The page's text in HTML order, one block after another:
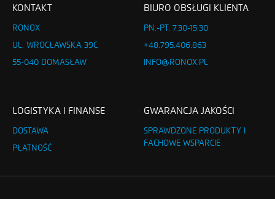
KONTAKT
RONOX
UL. WROCŁAWSKA 39C
55-040 DOMASŁAW
BIURO OBSŁUGI KLIENTA
PN.-PT. 7.30-15.30
+48.795.406.863
INFO@RONOX.PL
LOGISTYKA I FINANSE
DOSTAWA
PŁATNOŚĆ
GWARANCJA JAKOŚCI
SPRAWDZONE PRODUKTY I
FACHOWE WSPARCIE